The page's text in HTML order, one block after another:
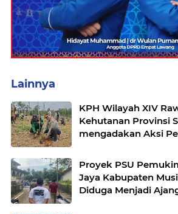
Lainnya
KPH Wilayah XIV
Kehutanan Provinsi
mengadakan Aksi
Proyek PSU
Jaya Kabupaten
Diduga Menjadi